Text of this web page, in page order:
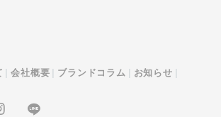
会社概要 ブランドコラム お知らせ